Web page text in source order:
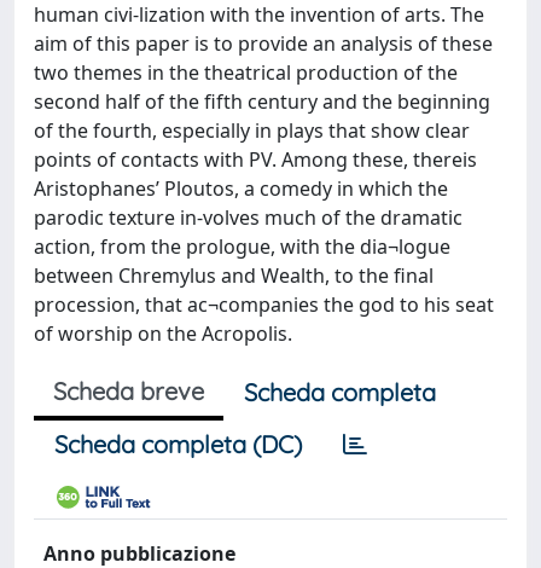
human civi-lization with the invention of arts. The
aim of this paper is to provide an analysis of these
two themes in the theatrical production of the
second half of the fifth century and the beginning
of the fourth, especially in plays that show clear
points of contacts with PV. Among these, thereis
Aristophanes’ Ploutos, a comedy in which the
parodic texture in-volves much of the dramatic
action, from the prologue, with the dia¬logue
between Chremylus and Wealth, to the final
procession, that ac¬companies the god to his seat
of worship on the Acropolis.
Scheda breve
Scheda completa
Scheda completa (DC)
Anno pubblicazione